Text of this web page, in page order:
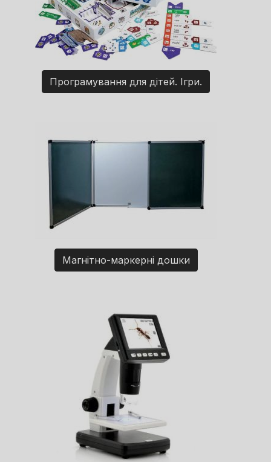
Програмування для дітей. Ігри.
Магнітно-маркерні дошки